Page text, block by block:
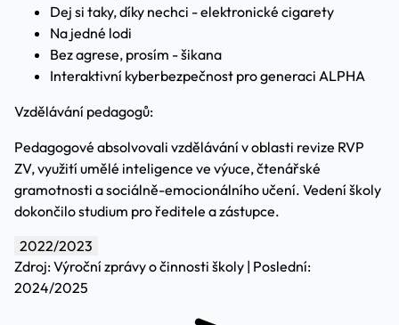
Dej si taky, díky nechci - elektronické cigarety
Na jedné lodi
Bez agrese, prosím - šikana
Interaktivní kyberbezpečnost pro generaci ALPHA
Vzdělávání pedagogů:
Pedagogové absolvovali vzdělávání v oblasti revize RVP
ZV, využití umělé inteligence ve výuce, čtenářské
gramotnosti a sociálně-emocionálního učení. Vedení školy
dokončilo studium pro ředitele a zástupce.
2022/2023
Zdroj: Výroční zprávy o činnosti školy | Poslední:
2024/2025